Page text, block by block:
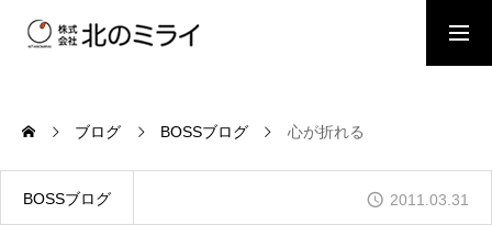
会社概要
ブログ BOSSブログ 心が折れる
BOSSブログ 2011.03.31